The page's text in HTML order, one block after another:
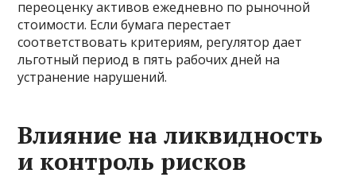
переоценку активов ежедневно по рыночной
стоимости. Если бумага перестает
соответствовать критериям, регулятор дает
льготный период в пять рабочих дней на
устранение нарушений.
Влияние на ликвидность
и контроль рисков